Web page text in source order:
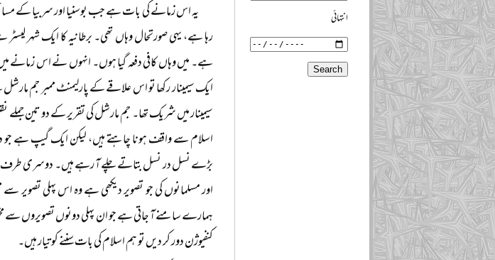
یہ اس زمانے کی بات ہے جب بوسنیا اور سربیا کے
رہا ہے، یہی صورتحال وہاں تھی۔ برطانیہ کا ایک شہر
ہے۔ میں وہاں کافی دفعہ گیا ہوں۔ انہوں نے اس زمانے
ایک سیمینار رکھا تو اس علاقے کے پارلیمنٹ ممبر جم
سیمینار میں شریک تھا۔ جم مارشل کی تقریر کے دو تین جملے
اسلام سے واقف ہونا چاہتے ہیں، لیکن ایک گیپ ہے جو
بڑے نسل در نسل بتاتے چلے آ رہے ہیں۔ دوسری طرف ہم
اور مسلمانوں کی جو تصویر دیکھی ہے وہ اس پہلی تصویر
ہمارے سامنے آ جاتی ہے جو ان پہلی دونوں تصویروں سے
کنفیوژن دور کر دیں تو ہم اسلام کی بات سننے کو تیار ہیں۔
انتہائی